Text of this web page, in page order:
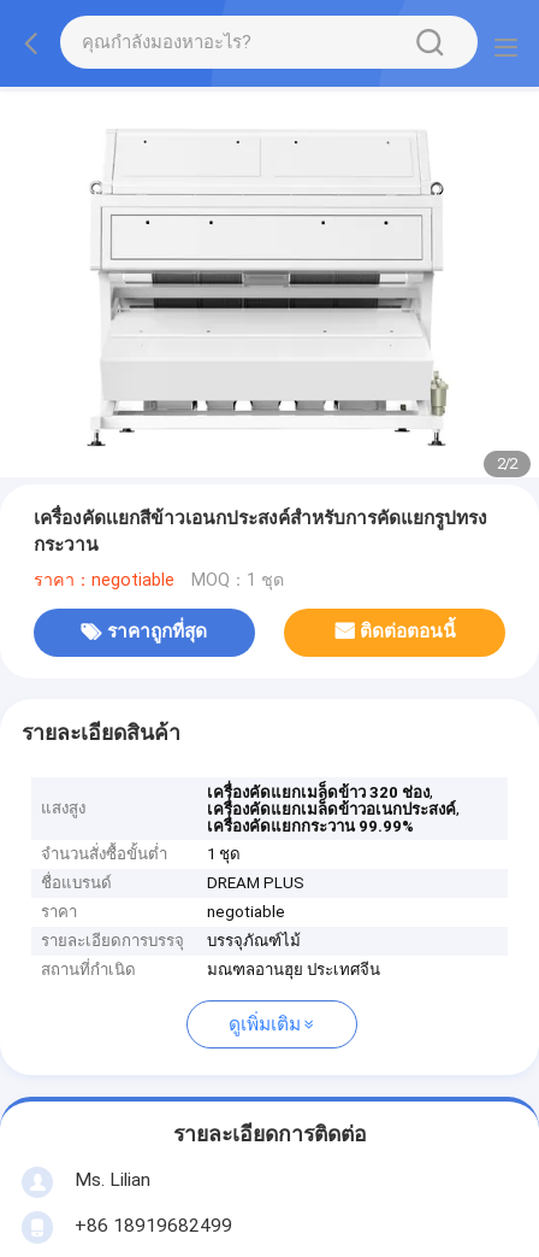
2/2
เครื่องคัดเเยกสีข้าวเอนกประสงค์สำหรับการคัดแยกรูปทรง
กระวาน
ราคา：negotiable MOQ：1 ชุด
ราคาถูกที่สุด ติดต่อตอนนี้
รายละเอียดสินค้า
แสงสูง
เครื่องคัดแยกเมล็ดข้าว 320 ช่อง,
เครื่องคัดแยกเมล็ดข้าวอเนกประสงค์,
เครื่องคัดแยกกระวาน 99.99%
จำนวนสั่งซื้อขั้นต่ำ
1 ชุด
ชื่อแบรนด์
DREAM PLUS
ราคา
negotiable
รายละเอียดการบรรจุ
บรรจุภัณฑ์ไม้
สถานที่กำเนิด
มณฑลอานฮุย ประเทศจีน
ดูเพิ่มเติม
รายละเอียดการติดต่อ
Ms. Lilian
+86 18919682499